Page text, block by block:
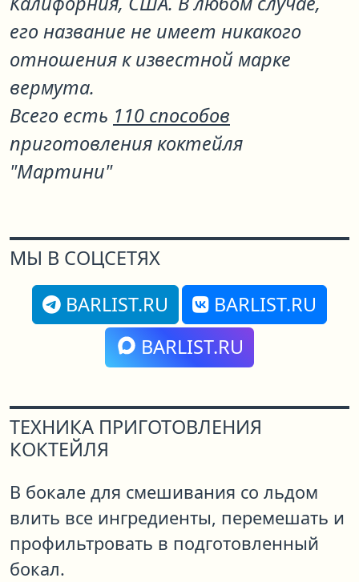
его название не имеет никакого
отношения к известной марке
вермута.
Всего есть 110 способов
приготовления коктейля
"Мартини"
МЫ В СОЦСЕТЯХ
BARLIST.RU
BARLIST.RU
BARLIST.RU
ТЕХНИКА ПРИГОТОВЛЕНИЯ
КОКТЕЙЛЯ
В бокале для смешивания со льдом
влить все ингредиенты, перемешать и
профильтровать в подготовленный
бокал.